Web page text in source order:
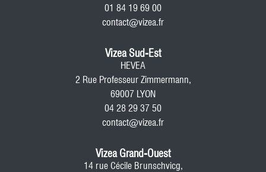
01 84 19 69 00
contact@vizea.fr
Vizea Sud-Est
HEVEA
2 Rue Professeur Zimmermann,
69007 LYON
04 28 29 37 50
contact@vizea.fr
Vizea Grand-Ouest
14 rue Cécile Brunschvicg,